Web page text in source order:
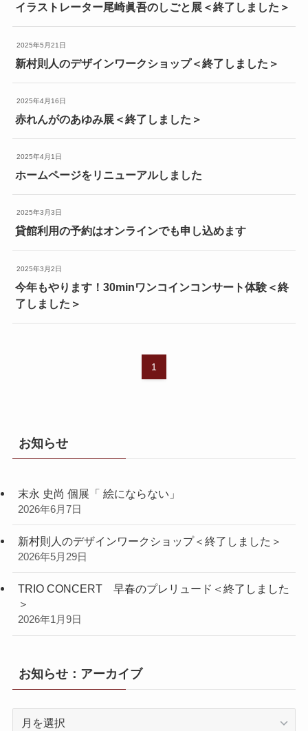
イラストレーター尾崎眞吾のしごと展＜終了しました＞
2025年5月21日
新村則人のデザインワークショップ＜終了しました＞
2025年4月16日
赤れんがのあゆみ展＜終了しました＞
2025年4月1日
ホームページをリニューアルしました
2025年3月3日
貸館利用の予約はオンラインでも申し込めます
2025年3月2日
今年もやります！30minワンコインコンサート体験＜終
了しました＞
1
お知らせ
末永 史尚 個展「 絵にならない」
2026年6月7日
新村則人のデザインワークショップ＜終了しました＞
2026年5月29日
TRIO CONCERT 早春のプレリュード＜終了しました
＞
2026年1月9日
お知らせ：アーカイブ